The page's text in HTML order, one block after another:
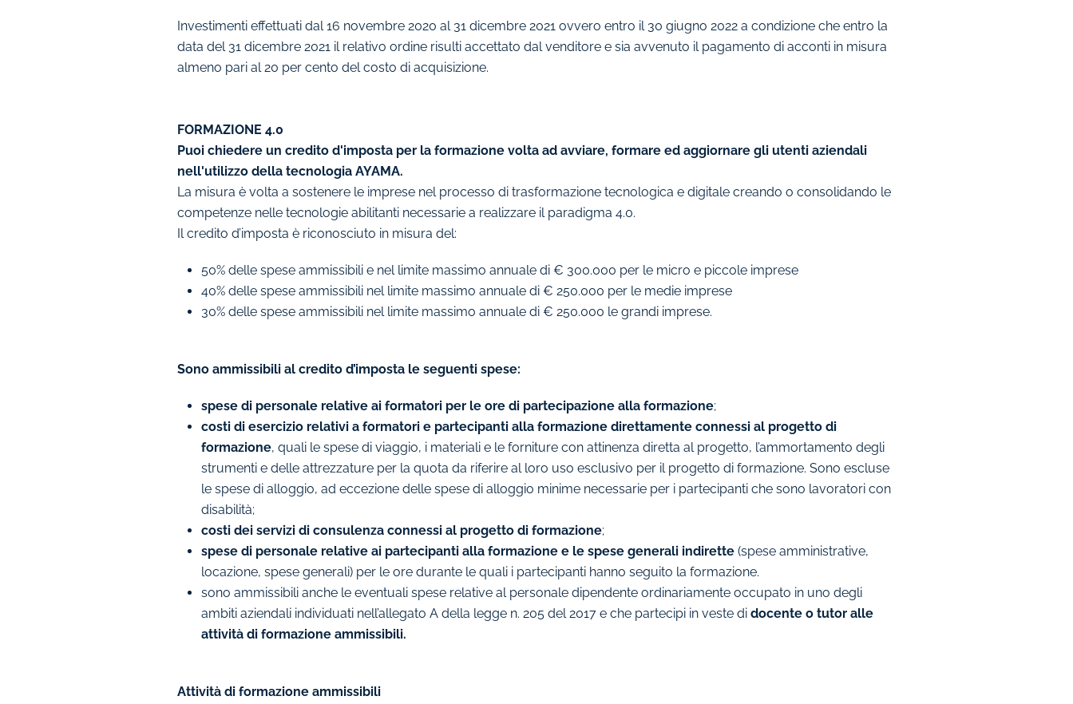
Investimenti effettuati dal 16 novembre 2020 al 31 dicembre 2021 ovvero entro il 30 giugno 2022 a condizione che entro la
data del 31 dicembre 2021 il relativo ordine risulti accettato dal venditore e sia avvenuto il pagamento di acconti in misura
almeno pari al 20 per cento del costo di acquisizione.
FORMAZIONE 4.0
Puoi chiedere un credito d'imposta per la formazione volta ad avviare, formare ed aggiornare gli utenti aziendali
nell'utilizzo della tecnologia AYAMA.
La misura è volta a sostenere le imprese nel processo di trasformazione tecnologica e digitale creando o consolidando le
competenze nelle tecnologie abilitanti necessarie a realizzare il paradigma 4.0.
Il credito d’imposta è riconosciuto in misura del:
50% delle spese ammissibili e nel limite massimo annuale di € 300.000 per le micro e piccole imprese
40% delle spese ammissibili nel limite massimo annuale di € 250.000 per le medie imprese
30% delle spese ammissibili nel limite massimo annuale di € 250.000 le grandi imprese.
Sono ammissibili al credito d’imposta le seguenti spese:
spese di personale relative ai formatori per le ore di partecipazione alla formazione;
costi di esercizio relativi a formatori e partecipanti alla formazione direttamente connessi al progetto di
formazione, quali le spese di viaggio, i materiali e le forniture con attinenza diretta al progetto, l’ammortamento degli
strumenti e delle attrezzature per la quota da riferire al loro uso esclusivo per il progetto di formazione. Sono escluse
le spese di alloggio, ad eccezione delle spese di alloggio minime necessarie per i partecipanti che sono lavoratori con
disabilità;
costi dei servizi di consulenza connessi al progetto di formazione;
spese di personale relative ai partecipanti alla formazione e le spese generali indirette (spese amministrative,
locazione, spese generali) per le ore durante le quali i partecipanti hanno seguito la formazione.
sono ammissibili anche le eventuali spese relative al personale dipendente ordinariamente occupato in uno degli
ambiti aziendali individuati nell’allegato A della legge n. 205 del 2017 e che partecipi in veste di docente o tutor alle
attività di formazione ammissibili.
Attività di formazione ammissibili